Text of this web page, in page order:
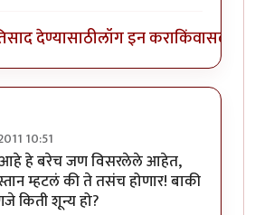
देण्यासाठीलॉग इन कराकिंवासदस्य
10:51
हे बरेच जण विसरलेले आहेत,
म्हटलं की ते तसंच होणार! बाकी
किती शून्य हो?